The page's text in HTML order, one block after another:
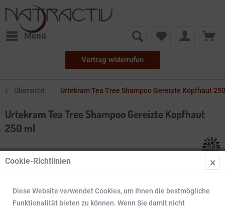
Menü
Vertrag widerrufen
Übersicht Urtekram Tea Tree Shampoo Gereizte Kopfhaut
Urtekram Tea Tree Shampoo Gereizte Kopfhaut
250 ml
Cookie-Richtlinien
Diese Website verwendet Cookies, um Ihnen die bestmögliche
Funktionalität bieten zu können. Wenn Sie damit nicht